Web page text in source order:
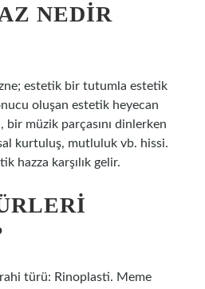
NEDIR
estetik bir tutumla estetik
oluşan estetik heyecan
müzik parçasını dinlerken
kurtuluş, mutluluk vb. hissi.
hazza karşılık gelir.
türü: Rinoplasti. Meme